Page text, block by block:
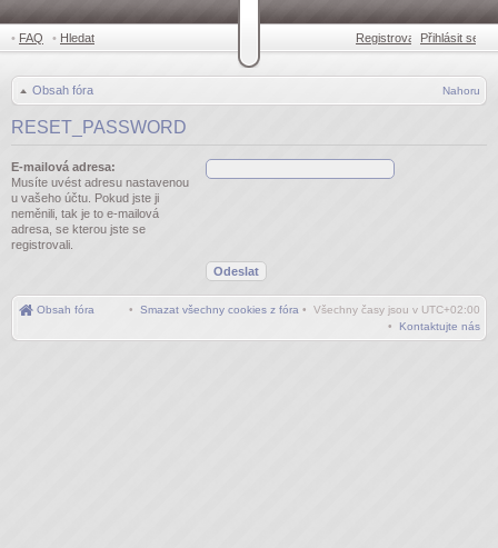
• FAQ • Hledat Registrovat •Přihlásit se
Obsah fóra Nahoru
RESET_PASSWORD
E-mailová adresa:
Musíte uvést adresu nastavenou
u vašeho účtu. Pokud jste ji
neměnili, tak je to e-mailová
adresa, se kterou jste se
registrovali.
Obsah fóra • Všechny časy jsou v UTC+02:00
• Smazat všechny cookies z fóra
• Kontaktujte nás